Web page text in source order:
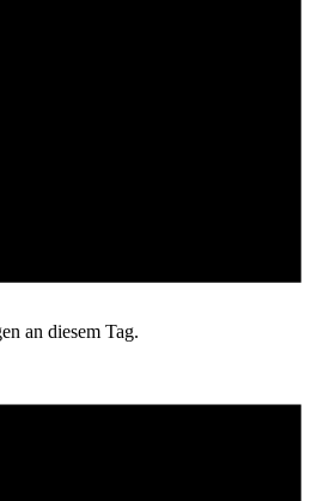
an diesem Tag.